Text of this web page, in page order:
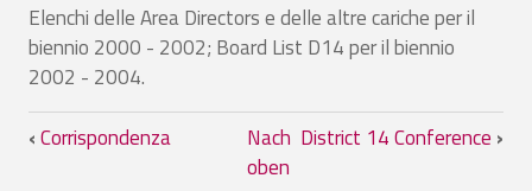
Elenchi delle Area Directors e delle altre cariche per il
biennio 2000 - 2002; Board List D14 per il biennio
2002 - 2004.
Links für das Blättern im Buch District
‹Corrispondenza
Nach
oben
District 14 Conference ›